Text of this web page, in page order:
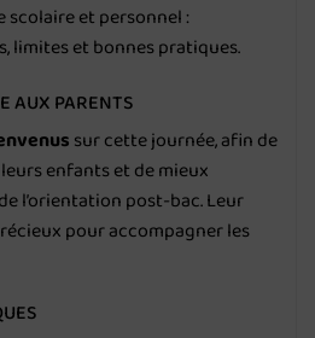
scolaire et personnel :
limites et bonnes pratiques.
AUX PARENTS
sur cette journée, afin de
enfants et de mieux
l’orientation post-bac. Leur
pour accompagner les